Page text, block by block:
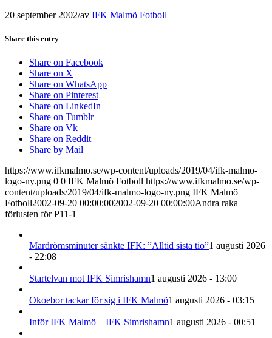
20 september 2002/av IFK Malmö Fotboll
Share this entry
Share on Facebook
Share on X
Share on WhatsApp
Share on Pinterest
Share on LinkedIn
Share on Tumblr
Share on Vk
Share on Reddit
Share by Mail
https://www.ifkmalmo.se/wp-content/uploads/2019/04/ifk-malmo-
logo-ny.png 0 0 IFK Malmö Fotboll https://www.ifkmalmo.se/wp-
content/uploads/2019/04/ifk-malmo-logo-ny.png IFK Malmö
Fotboll2002-09-20 00:00:002002-09-20 00:00:00Andra raka
förlusten för P11-1
Mardrömsminuter sänkte IFK: ”Alltid sista tio”1 augusti 2026
- 22:08
Startelvan mot IFK Simrishamn1 augusti 2026 - 13:00
Okoebor tackar för sig i IFK Malmö1 augusti 2026 - 03:15
Inför IFK Malmö – IFK Simrishamn1 augusti 2026 - 00:51